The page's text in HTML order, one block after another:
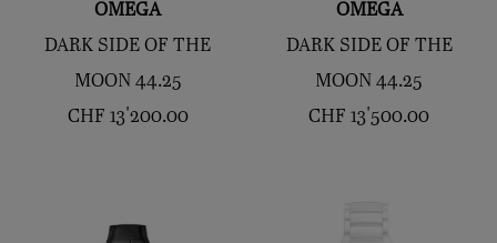
OMEGA
DARK SIDE OF THE
MOON 44.25
CHF 13'200.00
OMEGA
DARK SIDE OF THE
MOON 44.25
CHF 13'500.00